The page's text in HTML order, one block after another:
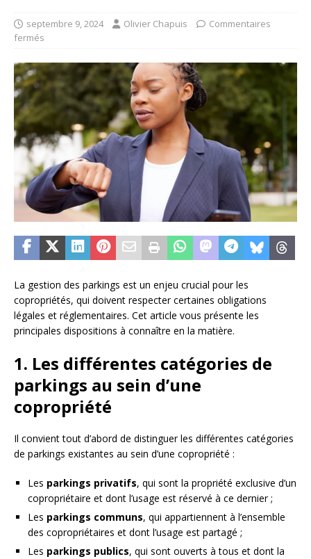
septembre 9, 2024 Olivier Chapuis
Commentaires
fermés
La gestion des parkings est un enjeu crucial pour les
copropriétés, qui doivent respecter certaines obligations
légales et réglementaires. Cet article vous présente les
principales dispositions à connaître en la matière.
1. Les différentes catégories de
parkings au sein d’une
copropriété
Il convient tout d’abord de distinguer les différentes catégories
de parkings existantes au sein d’une copropriété :
Les parkings privatifs, qui sont la propriété exclusive d’un
copropriétaire et dont l’usage est réservé à ce dernier ;
Les parkings communs, qui appartiennent à l’ensemble
des copropriétaires et dont l’usage est partagé ;
Les parkings publics, qui sont ouverts à tous et dont la